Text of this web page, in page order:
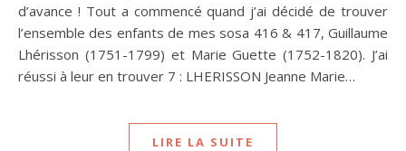
d’avance ! Tout a commencé quand j’ai décidé de trouver
l’ensemble des enfants de mes sosa 416 & 417, Guillaume
Lhérisson (1751-1799) et Marie Guette (1752-1820). J’ai
réussi à leur en trouver 7 : LHERISSON Jeanne Marie…
LIRE LA SUITE